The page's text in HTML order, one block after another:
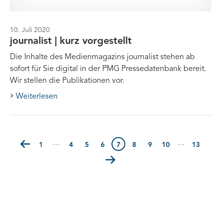
10. Juli 2020
journalist | kurz vorgestellt
Die Inhalte des Medienmagazins journalist stehen ab
sofort für Sie digital in der PMG Pressedatenbank bereit.
Wir stellen die Publikationen vor.
Weiterlesen
Seite
1 (Erste Seite)
… Seite
4 Seite
5 Seite
6 7 Seite
8 Seite
9 Seite
10 … Seite
13